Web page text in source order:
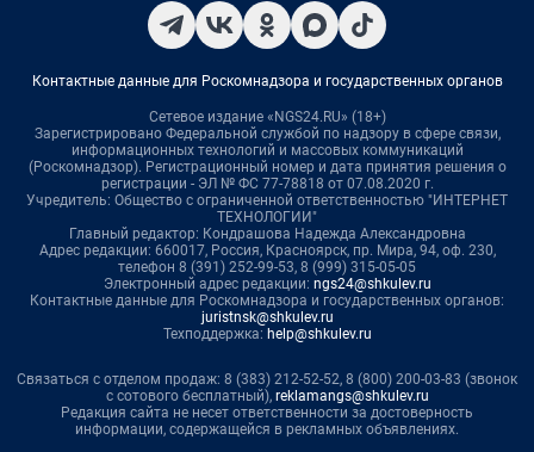
Контактные данные для Роскомнадзора и государственных органов
Сетевое издание «NGS24.RU» (18+)
Зарегистрировано Федеральной службой по надзору в сфере связи,
информационных технологий и массовых коммуникаций
(Роскомнадзор). Регистрационный номер и дата принятия решения о
регистрации - ЭЛ № ФС 77-78818 от 07.08.2020 г.
Учредитель: Общество с ограниченной ответственностью "ИНТЕРНЕТ
ТЕХНОЛОГИИ"
Главный редактор: Кондрашова Надежда Александровна
Адрес редакции: 660017, Россия, Красноярск, пр. Мира, 94, оф. 230,
телефон 8 (391) 252-99-53, 8 (999) 315-05-05
Электронный адрес редакции: ngs24@shkulev.ru
Контактные данные для Роскомнадзора и государственных органов:
juristnsk@shkulev.ru
Техподдержка: help@shkulev.ru
Связаться с отделом продаж: 8 (383) 212-52-52, 8 (800) 200-03-83 (звонок
с сотового бесплатный), reklamangs@shkulev.ru
Редакция сайта не несет ответственности за достоверность
информации, содержащейся в рекламных объявлениях.